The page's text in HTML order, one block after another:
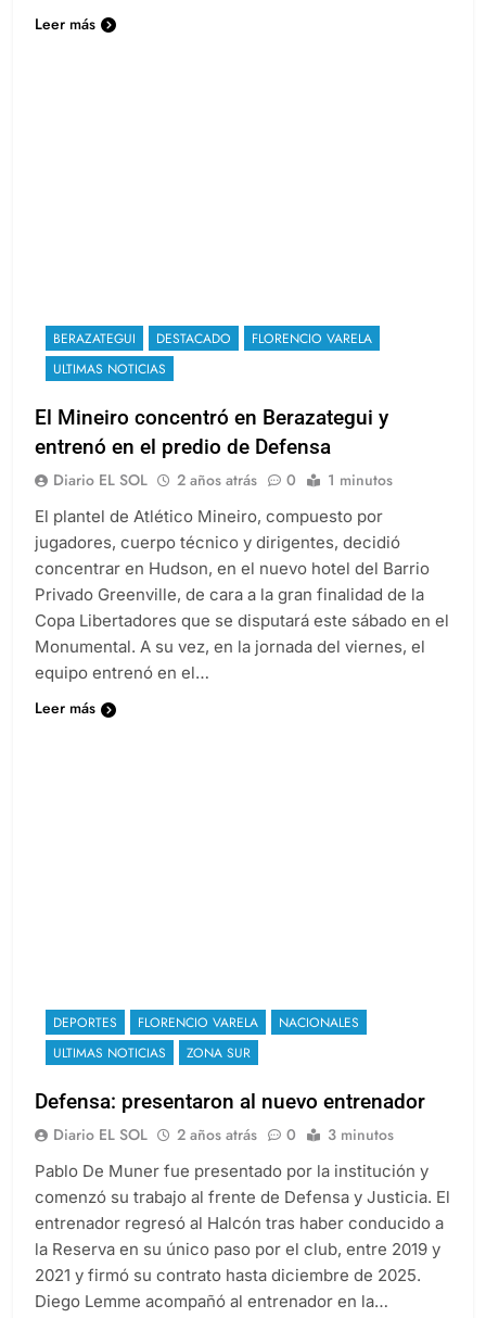
Leer más
BERAZATEGUI DESTACADO
FLORENCIO VARELA
ULTIMAS NOTICIAS
El Mineiro concentró en Berazategui y
entrenó en el predio de Defensa
Diario EL SOL 2 años atrás 0 1 minutos
El plantel de Atlético Mineiro, compuesto por
jugadores, cuerpo técnico y dirigentes, decidió
concentrar en Hudson, en el nuevo hotel del Barrio
Privado Greenville, de cara a la gran finalidad de la
Copa Libertadores que se disputará este sábado en el
Monumental. A su vez, en la jornada del viernes, el
equipo entrenó en el…
Leer más
DEPORTES FLORENCIO VARELA
NACIONALES
ULTIMAS NOTICIAS
ZONA SUR
Defensa: presentaron al nuevo entrenador
Diario EL SOL 2 años atrás 0 3 minutos
Pablo De Muner fue presentado por la institución y
comenzó su trabajo al frente de Defensa y Justicia. El
entrenador regresó al Halcón tras haber conducido a
la Reserva en su único paso por el club, entre 2019 y
2021 y firmó su contrato hasta diciembre de 2025.
Diego Lemme acompañó al entrenador en la…